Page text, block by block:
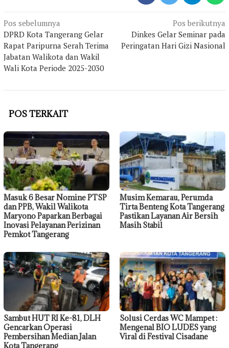
Navigasi
pos
Pos sebelumnya
DPRD Kota Tangerang Gelar
Rapat Paripurna Serah Terima
Jabatan Walikota dan Wakil
Wali Kota Periode 2025-2030
Pos berikutnya
Dinkes Gelar Seminar pada
Peringatan Hari Gizi Nasional
POS TERKAIT
Masuk 6 Besar Nomine PTSP
dan PPB, Wakil Walikota
Maryono Paparkan Berbagai
Inovasi Pelayanan Perizinan
Pemkot Tangerang
Musim Kemarau, Perumda
Tirta Benteng Kota Tangerang
Pastikan Layanan Air Bersih
Masih Stabil
Sambut HUT RI Ke-81, DLH
Gencarkan Operasi
Pembersihan Median Jalan
Kota Tangerang
Solusi Cerdas WC Mampet :
Mengenal BIO LUDES yang
Viral di Festival Cisadane